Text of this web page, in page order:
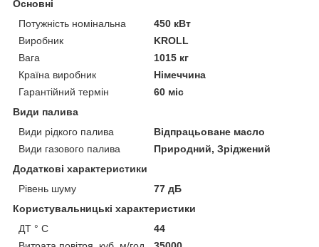
Основні
Потужність номінальна
450 кВт
Виробник
KROLL
Вага
1015 кг
Країна виробник
Німеччина
Гарантійний термін
60 міс
Види палива
Види рідкого палива
Відпрацьоване масло
Види газового палива
Природний, Зріджений
Додаткові характеристики
Рівень шуму
77 дБ
Користувальницькі характеристики
ДТ ° C
44